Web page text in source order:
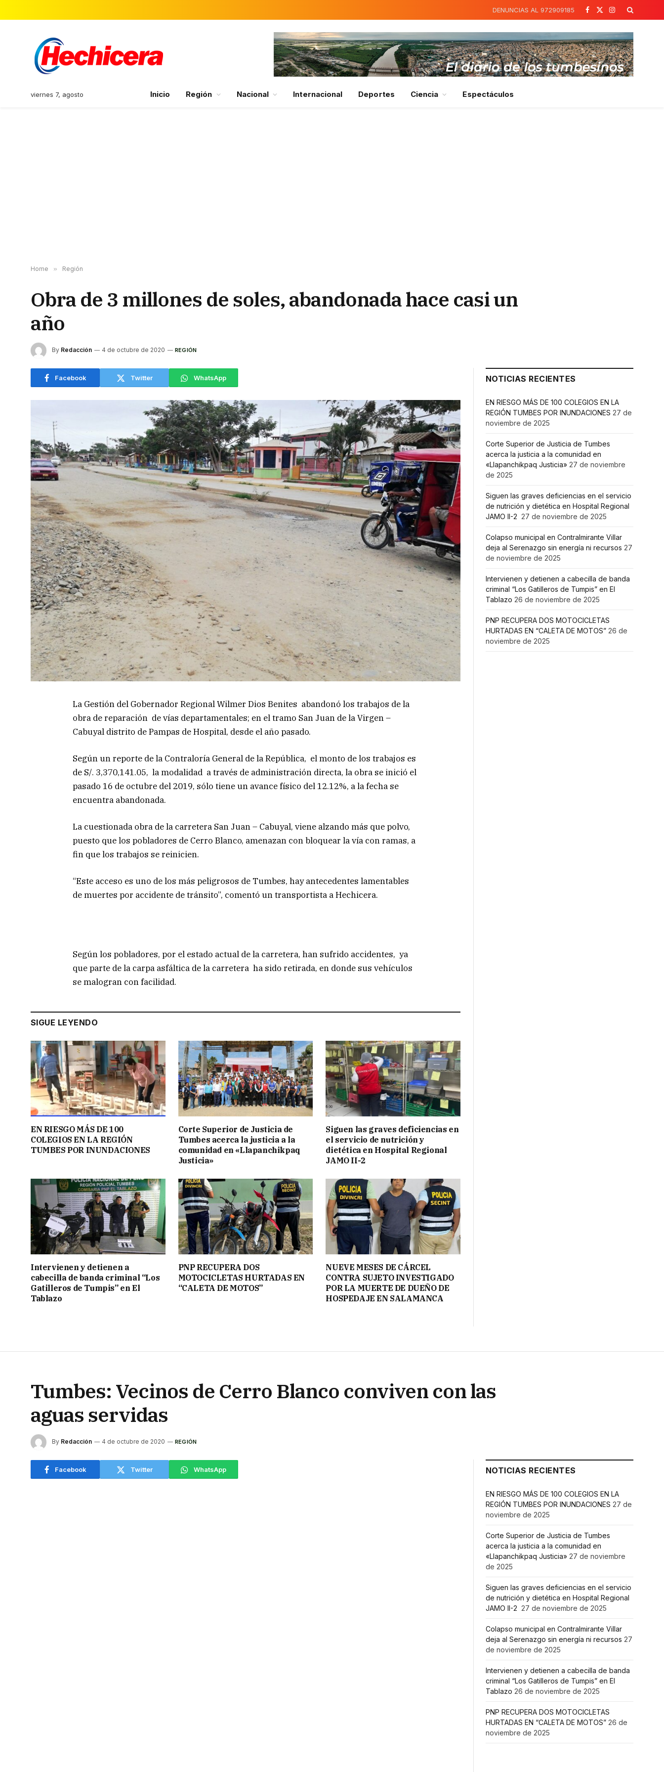
DENUNCIAS AL 972909185
Facebook
X
Instagram
viernes 7, agosto Inicio Región Nacional Internacional Deportes Ciencia Espectáculos
Home » Región
Obra de 3 millones de soles, abandonada hace casi un
año
By Redacción 4 de octubre de 2020 REGIÓN
Facebook Twitter WhatsApp
La Gestión del Gobernador Regional Wilmer Dios Benites abandonó los trabajos de la
obra de reparación de vías departamentales; en el tramo San Juan de la Virgen –
Cabuyal distrito de Pampas de Hospital, desde el año pasado.
Según un reporte de la Contraloría General de la República, el monto de los trabajos es
de S/. 3,370,141.05, la modalidad a través de administración directa, la obra se inició el
pasado 16 de octubre del 2019, sólo tiene un avance físico del 12.12%, a la fecha se
encuentra abandonada.
La cuestionada obra de la carretera San Juan – Cabuyal, viene alzando más que polvo,
puesto que los pobladores de Cerro Blanco, amenazan con bloquear la vía con ramas, a
fin que los trabajos se reinicien.
“Este acceso es uno de los más peligrosos de Tumbes, hay antecedentes lamentables
de muertes por accidente de tránsito”, comentó un transportista a Hechicera.
Según los pobladores, por el estado actual de la carretera, han sufrido accidentes, ya
que parte de la carpa asfáltica de la carretera ha sido retirada, en donde sus vehículos
se malogran con facilidad.
SIGUE LEYENDO
EN RIESGO MÁS DE 100
COLEGIOS EN LA REGIÓN
TUMBES POR INUNDACIONES
Corte Superior de Justicia de
Tumbes acerca la justicia a la
comunidad en «Llapanchikpaq
Justicia»
Siguen las graves deficiencias en
el servicio de nutrición y
dietética en Hospital Regional
JAMO II-2
Intervienen y detienen a
cabecilla de banda criminal “Los
Gatilleros de Tumpis” en El
Tablazo
PNP RECUPERA DOS
MOTOCICLETAS HURTADAS EN
“CALETA DE MOTOS”
NUEVE MESES DE CÁRCEL
CONTRA SUJETO INVESTIGADO
POR LA MUERTE DE DUEÑO DE
HOSPEDAJE EN SALAMANCA
NOTICIAS RECIENTES
EN RIESGO MÁS DE 100 COLEGIOS EN LA
REGIÓN TUMBES POR INUNDACIONES 27 de
noviembre de 2025
Corte Superior de Justicia de Tumbes
acerca la justicia a la comunidad en
«Llapanchikpaq Justicia» 27 de noviembre
de 2025
Siguen las graves deficiencias en el servicio
de nutrición y dietética en Hospital Regional
JAMO II-2 27 de noviembre de 2025
Colapso municipal en Contralmirante Villar
deja al Serenazgo sin energía ni recursos 27
de noviembre de 2025
Intervienen y detienen a cabecilla de banda
criminal “Los Gatilleros de Tumpis” en El
Tablazo 26 de noviembre de 2025
PNP RECUPERA DOS MOTOCICLETAS
HURTADAS EN “CALETA DE MOTOS” 26 de
noviembre de 2025
Tumbes: Vecinos de Cerro Blanco conviven con las
aguas servidas
By Redacción 4 de octubre de 2020 REGIÓN
Facebook Twitter WhatsApp NOTICIAS RECIENTES
EN RIESGO MÁS DE 100 COLEGIOS EN LA
REGIÓN TUMBES POR INUNDACIONES 27 de
noviembre de 2025
Corte Superior de Justicia de Tumbes
acerca la justicia a la comunidad en
«Llapanchikpaq Justicia» 27 de noviembre
de 2025
Siguen las graves deficiencias en el servicio
de nutrición y dietética en Hospital Regional
JAMO II-2 27 de noviembre de 2025
Colapso municipal en Contralmirante Villar
deja al Serenazgo sin energía ni recursos 27
de noviembre de 2025
Intervienen y detienen a cabecilla de banda
criminal “Los Gatilleros de Tumpis” en El
Tablazo 26 de noviembre de 2025
PNP RECUPERA DOS MOTOCICLETAS
HURTADAS EN “CALETA DE MOTOS” 26 de
noviembre de 2025